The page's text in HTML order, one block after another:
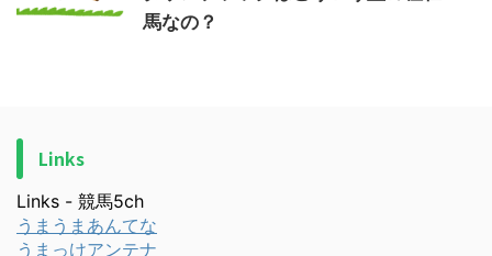
馬なの？
Links
Links - 競馬5ch
うまうまあんてな
うまっけアンテナ